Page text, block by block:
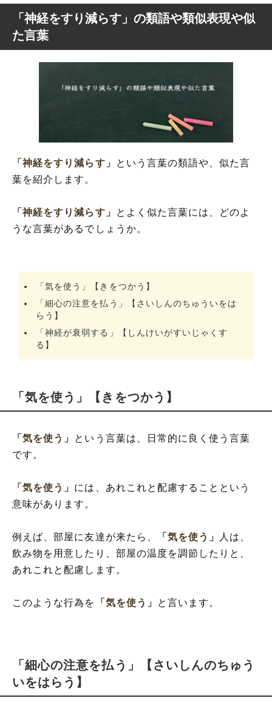
「神経をすり減らす」の類語や類似表現や似
た言葉
「神経をすり減らす」
という言葉の類語や、似た言
葉を紹介します。
「神経をすり減らす」
とよく似た言葉には、どのよ
うな言葉があるでしょうか。
「気を使う」【きをつかう】
「細心の注意を払う」【さいしんのちゅういをは
らう】
「神経が衰弱する」【しんけいがすいじゃくす
る】
「気を使う」【きをつかう】
「気を使う」 という言葉は、日常的に良く使う言葉
です。
「気を使う」 には、あれこれと配慮することという
意味があります。
例えば、部屋に友達が来たら、 「気を使う」
人は、
飲み物を用意したり、部屋の温度を調節したりと、
あれこれと配慮します。
このような行為を 「気を使う」 と言います。
「細心の注意を払う」【さいしんのちゅう
いをはらう】